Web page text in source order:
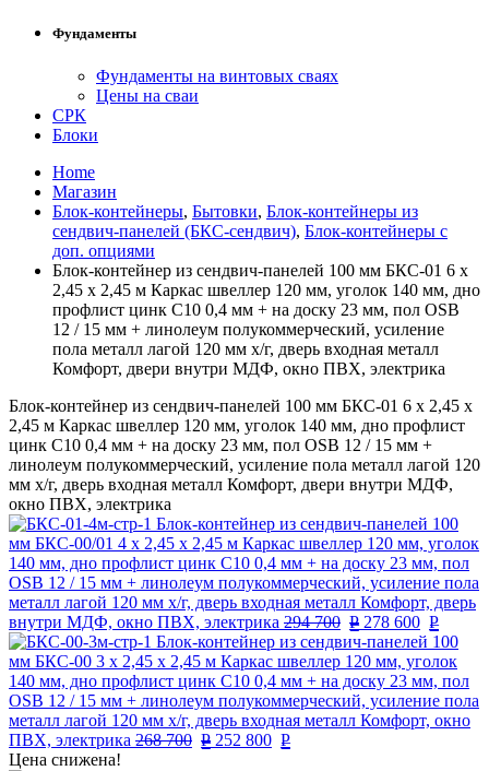
Фундаменты
Фундаменты на винтовых сваях
Цены на сваи
СРК
Блоки
Home
Магазин
Блок-контейнеры, Бытовки, Блок-контейнеры из
сендвич-панелей (БКС-сендвич), Блок-контейнеры с
доп. опциями
Блок-контейнер из сендвич-панелей 100 мм БКС-01 6 х
2,45 х 2,45 м Каркас швеллер 120 мм, уголок 140 мм, дно
профлист цинк С10 0,4 мм + на доску 23 мм, пол OSB
12 / 15 мм + линолеум полукоммерческий, усиление
пола металл лагой 120 мм х/г, дверь входная металл
Комфорт, двери внутри МДФ, окно ПВХ, электрика
Блок-контейнер из сендвич-панелей 100 мм БКС-01 6 х 2,45 х
2,45 м Каркас швеллер 120 мм, уголок 140 мм, дно профлист
цинк С10 0,4 мм + на доску 23 мм, пол OSB 12 / 15 мм +
линолеум полукоммерческий, усиление пола металл лагой 120
мм х/г, дверь входная металл Комфорт, двери внутри МДФ,
окно ПВХ, электрика
Блок-контейнер из сендвич-панелей 100
мм БКС-00/01 4 х 2,45 х 2,45 м Каркас швеллер 120 мм, уголок
140 мм, дно профлист цинк С10 0,4 мм + на доску 23 мм, пол
OSB 12 / 15 мм + линолеум полукоммерческий, усиление пола
металл лагой 120 мм х/г, дверь входная металл Комфорт, дверь
внутри МДФ, окно ПВХ, электрика 294 700 Р 278 600 Р
Блок-контейнер из сендвич-панелей 100
мм БКС-00 3 х 2,45 х 2,45 м Каркас швеллер 120 мм, уголок
140 мм, дно профлист цинк С10 0,4 мм + на доску 23 мм, пол
OSB 12 / 15 мм + линолеум полукоммерческий, усиление пола
металл лагой 120 мм х/г, дверь входная металл Комфорт, окно
ПВХ, электрика 268 700 Р 252 800 Р
Цена снижена!